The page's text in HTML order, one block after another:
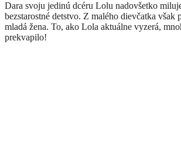
Dara svoju jedinú dcéru Lolu nadovšetko
bezstarostné detstvo. Z malého dievčatka však
mladá žena. To, ako Lola aktuálne vyzerá,
prekvapilo!